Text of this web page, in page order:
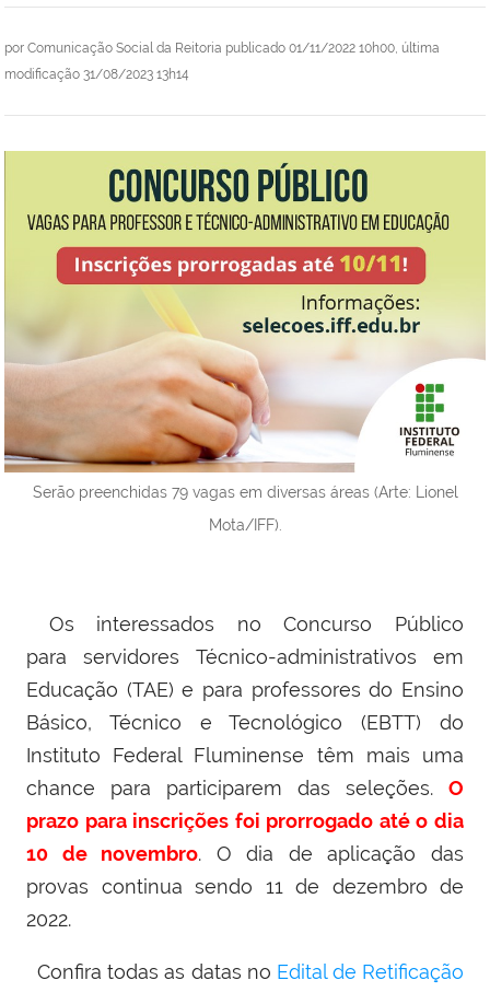
por Comunicação Social da Reitoria publicado 01/11/2022 10h00, última
modificação 31/08/2023 13h14
Serão preenchidas 79 vagas em diversas áreas (Arte: Lionel
Mota/IFF).
Os interessados no Concurso Público
paraservidores Técnico-administrativos em
Educação (TAE) e para professores do Ensino
Básico, Técnico e Tecnológico (EBTT) do
Instituto Federal Fluminense têm mais uma
chance para participarem das seleções. O
prazo para inscrições foi prorrogado até o dia
10 de novembro. O dia de aplicação das
provas continua sendo 11 de dezembro de
2022.
Confira todas as datas no Edital de Retificação